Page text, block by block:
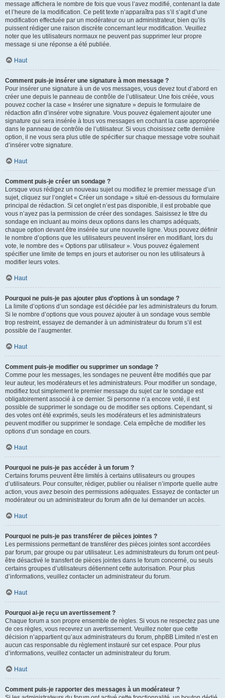
message affichera le nombre de fois que vous l’avez modifié, contenant la date
et l’heure de la modification. Ce petit texte n’apparaîtra pas s’il s’agit d’une
modification effectuée par un modérateur ou un administrateur, bien qu’ils
puissent rédiger une raison discrète concernant leur modification. Veuillez
noter que les utilisateurs normaux ne peuvent pas supprimer leur propre
message si une réponse a été publiée.
Haut
Comment puis-je insérer une signature à mon message ?
Pour insérer une signature à un de vos messages, vous devez tout d’abord en
créer une depuis le panneau de contrôle de l’utilisateur. Une fois créée, vous
pouvez cocher la case « Insérer une signature » depuis le formulaire de
rédaction afin d’insérer votre signature. Vous pouvez également ajouter une
signature qui sera insérée à tous vos messages en cochant la case appropriée
dans le panneau de contrôle de l’utilisateur. Si vous choisissez cette dernière
option, il ne vous sera plus utile de spécifier sur chaque message votre souhait
d’insérer votre signature.
Haut
Comment puis-je créer un sondage ?
Lorsque vous rédigez un nouveau sujet ou modifiez le premier message d’un
sujet, cliquez sur l’onglet « Créer un sondage » situé en-dessous du formulaire
principal de rédaction. Si cet onglet n’est pas disponible, il est probable que
vous n’ayez pas la permission de créer des sondages. Saisissez le titre du
sondage en incluant au moins deux options dans les champs adéquats,
chaque option devant être insérée sur une nouvelle ligne. Vous pouvez définir
le nombre d’options que les utilisateurs peuvent insérer en modifiant, lors du
vote, le nombre des « Options par utilisateur ». Vous pouvez également
spécifier une limite de temps en jours et autoriser ou non les utilisateurs à
modifier leurs votes.
Haut
Pourquoi ne puis-je pas ajouter plus d’options à un sondage ?
La limite d’options d’un sondage est décidée par les administrateurs du forum.
Si le nombre d’options que vous pouvez ajouter à un sondage vous semble
trop restreint, essayez de demander à un administrateur du forum s’il est
possible de l’augmenter.
Haut
Comment puis-je modifier ou supprimer un sondage ?
Comme pour les messages, les sondages ne peuvent être modifiés que par
leur auteur, les modérateurs et les administrateurs. Pour modifier un sondage,
modifiez tout simplement le premier message du sujet car le sondage est
obligatoirement associé à ce dernier. Si personne n’a encore voté, il est
possible de supprimer le sondage ou de modifier ses options. Cependant, si
des votes ont été exprimés, seuls les modérateurs et les administrateurs
peuvent modifier ou supprimer le sondage. Cela empêche de modifier les
options d’un sondage en cours.
Haut
Pourquoi ne puis-je pas accéder à un forum ?
Certains forums peuvent être limités à certains utilisateurs ou groupes
d’utilisateurs. Pour consulter, rédiger, publier ou réaliser n’importe quelle autre
action, vous avez besoin des permissions adéquates. Essayez de contacter un
modérateur ou un administrateur du forum afin de lui demander un accès.
Haut
Pourquoi ne puis-je pas transférer de pièces jointes ?
Les permissions permettant de transférer des pièces jointes sont accordées
par forum, par groupe ou par utilisateur. Les administrateurs du forum ont peut-
être désactivé le transfert de pièces jointes dans le forum concerné, ou seuls
certains groupes d’utilisateurs détiennent cette autorisation. Pour plus
d’informations, veuillez contacter un administrateur du forum.
Haut
Pourquoi ai-je reçu un avertissement ?
Chaque forum a son propre ensemble de règles. Si vous ne respectez pas une
de ces règles, vous recevrez un avertissement. Veuillez noter que cette
décision n’appartient qu’aux administrateurs du forum, phpBB Limited n’est en
aucun cas responsable du règlement instauré sur cet espace. Pour plus
d’informations, veuillez contacter un administrateur du forum.
Haut
Comment puis-je rapporter des messages à un modérateur ?